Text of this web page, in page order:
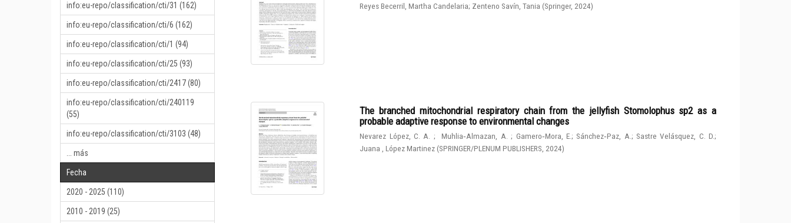
info:eu-repo/classification/cti/31 (162)
info:eu-repo/classification/cti/6 (162)
info:eu-repo/classification/cti/1 (94)
info:eu-repo/classification/cti/25 (93)
info:eu-repo/classification/cti/2417 (80)
info:eu-repo/classification/cti/240119
(55)
info:eu-repo/classification/cti/3103 (48)
... más
Fecha
2020 - 2025 (110)
2010 - 2019 (25)
Reyes Becerril, Martha Candelaria; Zenteno Savín, Tania (Springer, 2024)
The branched mitochondrial respiratory chain from the jellyfish Stomolophus sp2 as a
probable adaptive response to environmental changes
Nevarez López, C. A. ; Muhlia‑Almazan, A.; Gamero‑Mora, E.; Sánchez‑Paz, A. ; Sastre Velásquez, C. D.;
Juana , López Martinez (SPRINGER/PLENUM PUBLISHERS 2024)